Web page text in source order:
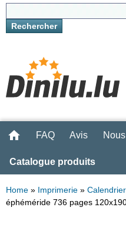
FAQ Avis
Catalogue produits
Home » Imprimerie »
éphéméride 736 pages